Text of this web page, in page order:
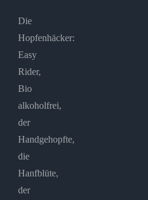
Die
Hopfenhäcker:
Easy
Rider,
Bio
alkoholfrei,
der
Handgehopfte,
die
Hanfblüte,
der